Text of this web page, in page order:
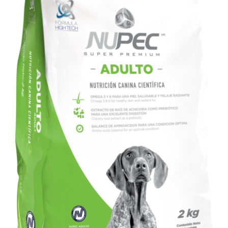
/
DETALLES